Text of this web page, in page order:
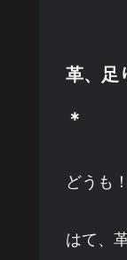
革、足
＊
どうも
はて、